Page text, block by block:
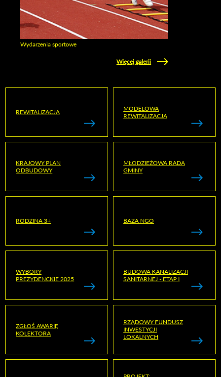
Wydarzenia sportowe
Więcej galerii
REWITALIZACJA
MODELOWA
REWITALIZACJA
KRAJOWY PLAN
ODBUDOWY
MŁODZIEŻOWA RADA
GMINY
RODZINA 3+ BAZA NGO
WYBORY
PREZYDENCKIE 2025
BUDOWA KANALIZACJI
SANITARNEJ - ETAP I
ZGŁOŚ AWARIĘ
KOLEKTORA
RZĄDOWY FUNDUSZ
INWESTYCJI
LOKALNYCH